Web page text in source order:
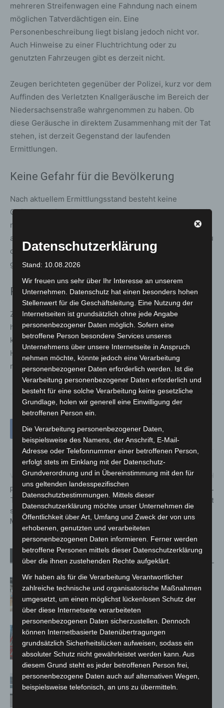
mehreren Streifenwagen eine Fahndung nach einem
möglichen Tatverdächtigen ein. Eine
Personenbeschreibung liegt bislang jedoch nicht vor.
Auch Hinweise zu einer Fluchtrichtung oder zu
genutzten Fahrzeugen gibt es derzeit nicht.
Zeugen berichteten gegenüber der Polizei, kurz vor dem
Auffinden des Verletzten Knallgeräusche im Bereich der
Niedersachsenstraße wahrgenommen zu haben. Ob
diese Geräusche in direktem Zusammenhang mit der Tat
stehen, ist derzeit Gegenstand der laufenden
Ermittlungen.
Keine Gefahr für die Bevölkerung
Nach aktuellem Ermittlungsstand besteht keine
Gefährdung für die Bevölkerung. Die Polizei ist weiterhin
mit verstärkten Kräften im Einsatz, um den Tatablauf
aufzuklären und mögliche Zusammenhänge zu prüfen. Zu
den Hintergründen der Tat können derzeit noch keine
gesicherten Angaben gemacht werden.
Polizei bittet um Hinweise
Zeugen, die Beobachtungen zum Tatgeschehen gemacht
haben oder Hinweise zu beteiligten Personen geben
können, werden gebeten, sich beim Kriminaldauerdienst
Hannover unter der Telefonnummer 0511 109-5555 zu
melden. Die Ermittlungen dauern an.
Vorheriger Artikel
Präventionsoffensive gegen
Trickbetrug: Polizei Hannover
stärkt Schutz für ältere
Menschen
Nächster Artikel
Schüsse in Langenhagen: 51-
Jähriger schwer verletzt
Kunst trifft Weingenuss: Barbara-
Susann Mehring zeigt ihre Werke im
Jacques’ Wein-Depot Isernhagen
A2: Zweite Turbobaustelle startet
zwischen Hannover-West und
Bothfeld
Niedersachsen: Feuerwehrkräfte
kehren nach Waldbrandeinsatz aus
Datenschutzerklärung
Stand: 10.08.2026
Wir freuen uns sehr über Ihr Interesse an unserem
Unternehmen. Datenschutz hat einen besonders hohen
Stellenwert für die Geschäftsleitung. Eine Nutzung der
Internetseiten ist grundsätzlich ohne jede Angabe
personenbezogener Daten möglich. Sofern eine
betroffene Person besondere Services unseres
Unternehmens über unsere Internetseite in Anspruch
nehmen möchte, könnte jedoch eine Verarbeitung
personenbezogener Daten erforderlich werden. Ist die
Verarbeitung personenbezogener Daten erforderlich und
besteht für eine solche Verarbeitung keine gesetzliche
Grundlage, holen wir generell eine Einwilligung der
betroffenen Person ein.
Die Verarbeitung personenbezogener Daten,
beispielsweise des Namens, der Anschrift, E-Mail-
Adresse oder Telefonnummer einer betroffenen Person,
erfolgt stets im Einklang mit der Datenschutz-
Grundverordnung und in Übereinstimmung mit den für
uns geltenden landesspezifischen
Datenschutzbestimmungen. Mittels dieser
Datenschutzerklärung möchte unser Unternehmen die
Öffentlichkeit über Art, Umfang und Zweck der von uns
erhobenen, genutzten und verarbeiteten
personenbezogenen Daten informieren. Ferner werden
betroffene Personen mittels dieser Datenschutzerklärung
über die ihnen zustehenden Rechte aufgeklärt.
Wir haben als für die Verarbeitung Verantwortlicher
zahlreiche technische und organisatorische Maßnahmen
umgesetzt, um einen möglichst lückenlosen Schutz der
über diese Internetseite verarbeiteten
personenbezogenen Daten sicherzustellen. Dennoch
können Internetbasierte Datenübertragungen
grundsätzlich Sicherheitslücken aufweisen, sodass ein
absoluter Schutz nicht gewährleistet werden kann. Aus
diesem Grund steht es jeder betroffenen Person frei,
personenbezogene Daten auch auf alternativen Wegen,
beispielsweise telefonisch, an uns zu übermitteln.